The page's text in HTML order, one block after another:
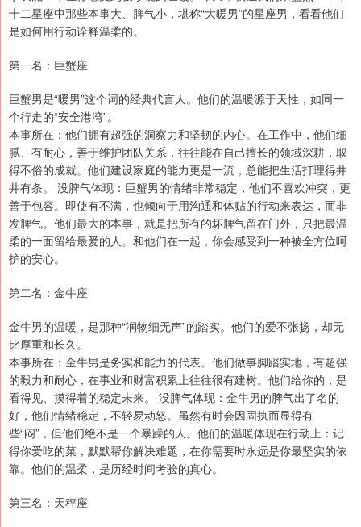
十二星座中那些本事大、脾气小，堪称“大暖男”的星座男，看看他们
是如何用行动诠释温柔的。
第一名：巨蟹座
巨蟹男是“暖男”这个词的经典代言人。他们的温暖源于天性，如同一
个行走的“安全港湾”。
本事所在：他们拥有超强的洞察力和坚韧的内心。在工作中，他们细
腻、有耐心，善于维护团队关系，往往能在自己擅长的领域深耕，取
得不俗的成就。他们建设家庭的能力更是一流，总能把生活打理得井
井有条。 没脾气体现：巨蟹男的情绪非常稳定，他们不喜欢冲突，更
善于包容。即使有不满，也倾向于用沟通和体贴的行动来表达，而非
发脾气。他们最大的本事，就是把所有的坏脾气留在门外，只把最温
柔的一面留给最爱的人。和他们在一起，你会感受到一种被全方位呵
护的安心。
第二名：金牛座
金牛男的温暖，是那种“润物细无声”的踏实。他们的爱不张扬，却无
比厚重和长久。
本事所在：金牛男是务实和能力的代表。他们做事脚踏实地，有超强
的毅力和耐心，在事业和财富积累上往往很有建树。他们给你的，是
看得见、摸得着的稳定未来。 没脾气体现：金牛男的脾气出了名的
好，他们情绪稳定，不轻易动怒。虽然有时会因固执而显得有
些“闷”，但他们绝不是一个暴躁的人。他们的温暖体现在行动上：记
得你爱吃的菜，默默帮你解决难题，在你需要时永远是你最坚实的依
靠。他们的温柔，是历经时间考验的真心。
第三名：天秤座